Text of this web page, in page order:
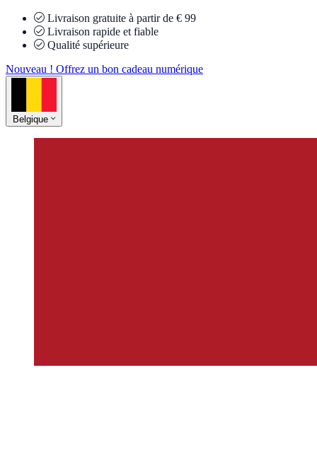
Livraison gratuite à partir de € 99
Livraison rapide et fiable
Qualité supérieure
Nouveau ! Offrez un bon cadeau numérique
Belgique